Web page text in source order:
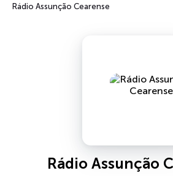
Rádio Assunção Cearense
Rádio Assunção